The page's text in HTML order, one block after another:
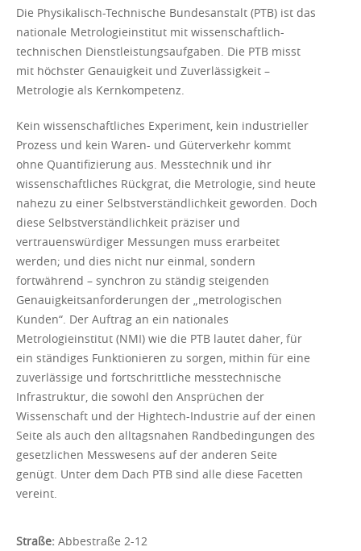
Die Physikalisch-Technische Bundesanstalt (PTB) ist das
nationale Metrologieinstitut mit wissenschaftlich-
technischen Dienstleistungsaufgaben. Die PTB misst
mit höchster Genauigkeit und Zuverlässigkeit –
Metrologie als Kernkompetenz.
Kein wissenschaftliches Experiment, kein industrieller
Prozess und kein Waren- und Güterverkehr kommt
ohne Quantifizierung aus. Messtechnik und ihr
wissenschaftliches Rückgrat, die Metrologie, sind heute
nahezu zu einer Selbstverständlichkeit geworden. Doch
diese Selbstverständlichkeit präziser und
vertrauenswürdiger Messungen muss erarbeitet
werden; und dies nicht nur einmal, sondern
fortwährend – synchron zu ständig steigenden
Genauigkeitsanforderungen der „metrologischen
Kunden“. Der Auftrag an ein nationales
Metrologieinstitut (NMI) wie die PTB lautet daher, für
ein ständiges Funktionieren zu sorgen, mithin für eine
zuverlässige und fortschrittliche messtechnische
Infrastruktur, die sowohl den Ansprüchen der
Wissenschaft und der Hightech-Industrie auf der einen
Seite als auch den alltagsnahen Randbedingungen des
gesetzlichen Messwesens auf der anderen Seite
genügt. Unter dem Dach PTB sind alle diese Facetten
vereint.
Straße: Abbestraße 2-12